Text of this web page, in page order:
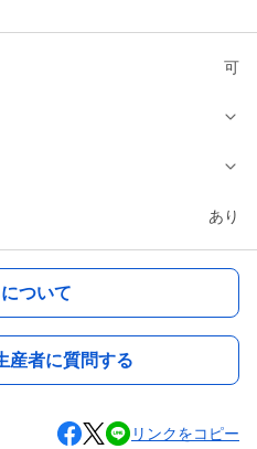
可
あり
ついて
産者に質問する
リンクをコピー